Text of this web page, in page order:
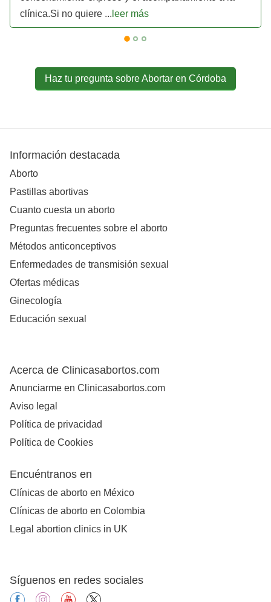
clínica.Si no quiere ... leer más
Haz tu pregunta sobre Abortar en Córdoba
Información destacada
Aborto
Pastillas abortivas
Cuanto cuesta un aborto
Preguntas frecuentes sobre el aborto
Métodos anticonceptivos
Enfermedades de transmisión sexual
Ofertas médicas
Ginecología
Educación sexual
Acerca de Clinicasabortos.com
Anunciarme en Clinicasabortos.com
Aviso legal
Política de privacidad
Política de Cookies
Encuéntranos en
Clínicas de aborto en México
Clínicas de aborto en Colombia
Legal abortion clinics in UK
Síguenos en redes sociales
facebookinstagramyoutube